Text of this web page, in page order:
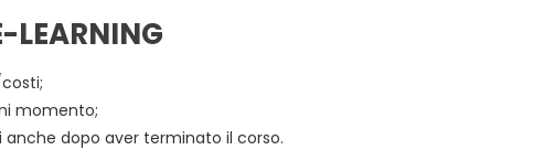
LEARNING
momento;
anche dopo aver terminato il corso.